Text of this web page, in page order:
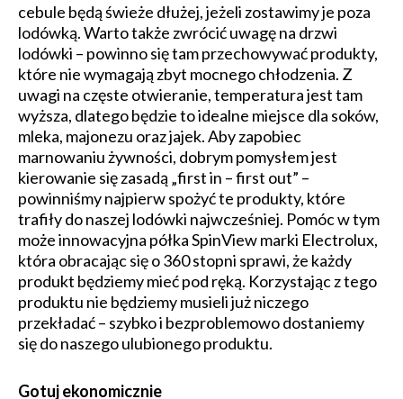
cebule będą świeże dłużej, jeżeli zostawimy je poza
lodówką. Warto także zwrócić uwagę na drzwi
lodówki – powinno się tam przechowywać produkty,
które nie wymagają zbyt mocnego chłodzenia. Z
uwagi na częste otwieranie, temperatura jest tam
wyższa, dlatego będzie to idealne miejsce dla soków,
mleka, majonezu oraz jajek. Aby zapobiec
marnowaniu żywności, dobrym pomysłem jest
kierowanie się zasadą „first in – first out” –
powinniśmy najpierw spożyć te produkty, które
trafiły do naszej lodówki najwcześniej. Pomóc w tym
może innowacyjna półka SpinView marki Electrolux,
która obracając się o 360 stopni sprawi, że każdy
produkt będziemy mieć pod ręką. Korzystając z tego
produktu nie będziemy musieli już niczego
przekładać – szybko i bezproblemowo dostaniemy
się do naszego ulubionego produktu.
Gotuj ekonomicznie